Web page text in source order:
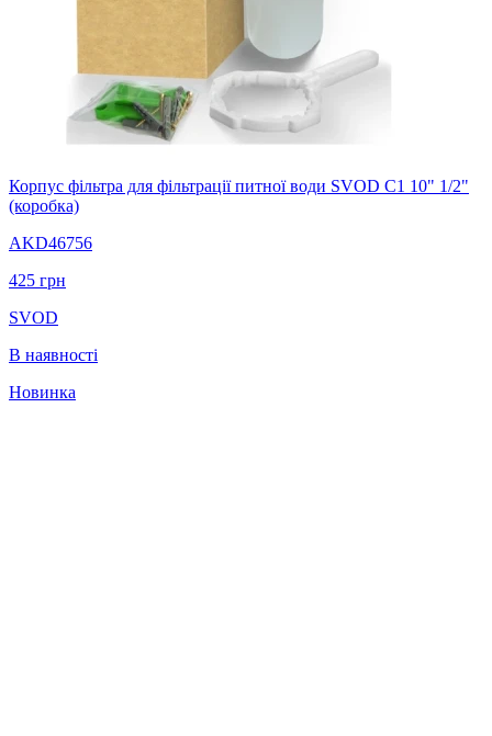
Корпус фільтра для фільтрації питної води SVOD C1 10" 1/2"
(коробка)
AKD46756
425 грн
SVOD
В наявності
Новинка